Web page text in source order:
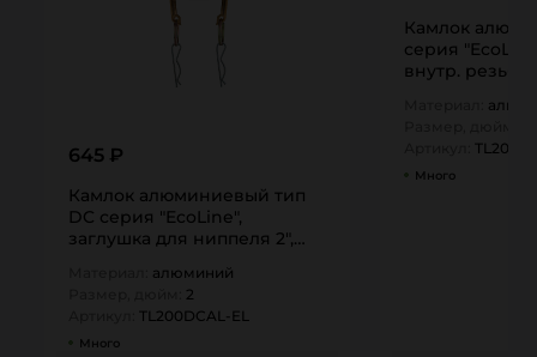
645 ₽
Камлок алюминиевый тип
DC серия "EcoLine",
заглушка для ниппеля 2",
алюминий
2
TL200DCAL-EL
Много
Камлок
серия
внутр. резьба
Много